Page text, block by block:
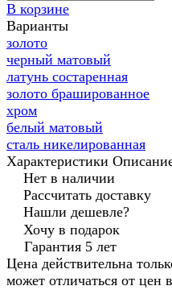
В корзине
Варианты
золото
черный матовый
латунь состаренная
золото брашированное
хром
белый матовый
сталь никелированная
Характеристики
Нет в наличии
Рассчитать доставку
Нашли дешевле?
Хочу в подарок
Гарантия 5 лет
Цена действительна
может отличаться от цен